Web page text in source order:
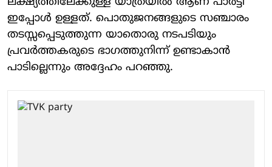
ഇപ്പോൾ ഉള്ളത്. പൊതുജനങ്ങളുടെ സഞ്ചാരം
തടസ്സപ്പെടുത്തുന്ന യാതൊരു നടപടിയും
പ്രവർത്തകരുടെ ഭാഗത്തുനിന്ന് ഉണ്ടാകാൻ
പാടില്ലെന്നും അദ്ദേഹം പറഞ്ഞു.